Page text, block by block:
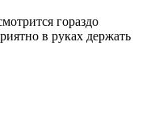
гораздо
в руках держать